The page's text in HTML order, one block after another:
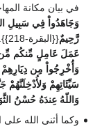
في بيان مكانة
وَجَاهَدُواْ فِي سَبِيلِ
رَّحِيمٌ{{البقرة-218}}. وقال الله:
عَمَلَ عَامِلٍ مِّنكُم مِّن
وَأُخْرِجُواْ مِن دِيَارِهِمْ
سَيِّئَاتِهِمْ وَلأُدْخِلَنَّهُمْ
وَاللّهُ عِندَهُ حُسْنُ
وكما أثنى الله